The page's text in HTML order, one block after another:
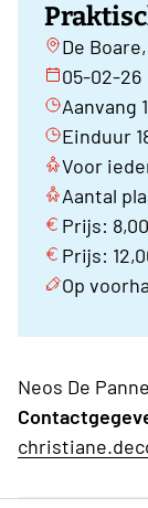
De
05-02-26
Aanvang
Einduur
Voor
Aantal
Prijs:
Prijs:
Op
Neos De